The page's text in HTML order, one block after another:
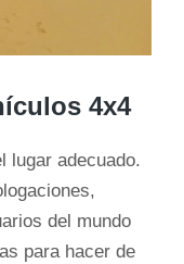
4x4
lugar adecuado.
del mundo
para hacer de